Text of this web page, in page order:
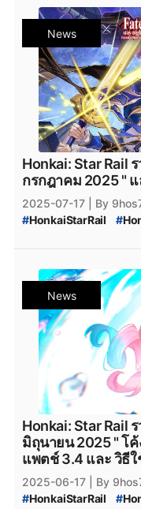
#
honkai_star_rail_แจ
HonkaiStarRail #
Honkai_Star_Rail_เว
HSR_วิธีหา
HSR_June_2025_โค้ด
HonkaiTH #เกมมือถือ
genshin-impact #
# genshin-impact-
#
#
#
#
genshin_impact_โห
genshin_impact_เพช
Genshin_Impact_4_
Playstation5 #
XboxSeriesX #
Epicgamesstore #
epicstore
News
Honkai: Star Rail
กรกฎาคม 2025 "
2025-07-17
| By
#HonkaiStarRail #
Hyacine_Banner #
HSR_วิธีหาเพชร #
HSR_เติมเพชร #
HonkaiTH เกมมือถือ
เกมใหม่ #
# เกมออนไลน์ แจกโค้
#ฟรีโค้ดเกม #เกมมือถือ
#HonkaiRewards #
#MobileGames #
#NewGame #
#FreeGameCodes #
News
Honkai: Star Rail
มิถุนายน 2025 " โ
แพตช์ 3.4 และ วิธี
2025-06-17
| By
#HonkaiStarRail #